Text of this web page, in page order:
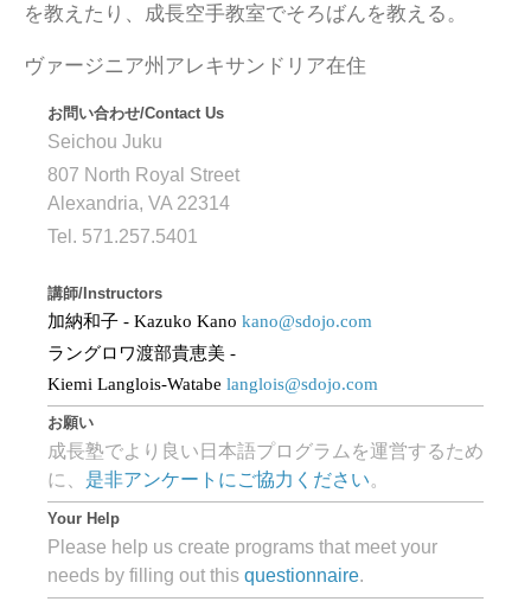
を教えたり、成長空手教室でそろばんを教える。
ヴァージニア州アレキサンドリア在住
お問い合わせ/Contact Us
Seichou Juku
807 North Royal Street
Alexandria, VA 22314
Tel. 571.257.5401
講師/Instructors
加納和子 - Kazuko Kano kano@sdojo.com
ラングロワ渡部貴恵美 -
Kiemi Langlois-Watabe langlois@sdojo.com
お願い
成長塾でより良い日本語プログラムを運営するため
に、 是非アンケートにご協力ください。
Your Help
Please help us create programs that meet your
needs by filling out this questionnaire.